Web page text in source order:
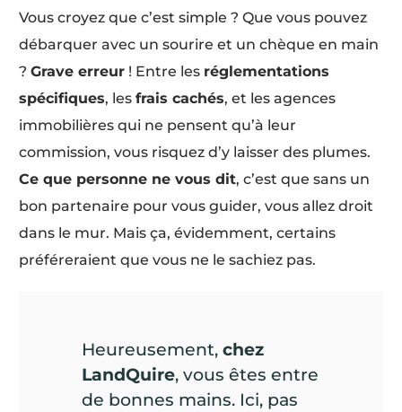
Vous croyez que c’est simple ? Que vous pouvez
débarquer avec un sourire et un chèque en main
?Grave erreur ! Entre les réglementations
spécifiques, lesfrais cachés, et les agences
immobilières qui ne pensent qu’à leur
commission, vous risquez d’y laisser des plumes.
Ce que personne ne vous dit, c’est que sans un
bon partenaire pour vous guider, vous allez droit
dans le mur. Mais ça, évidemment, certains
préféreraient que vous ne le sachiez pas.
Heureusement,chez
LandQuire, vous êtes entre
de bonnes mains. Ici, pas